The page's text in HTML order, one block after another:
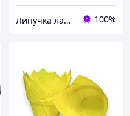
Липучка лавка кондитера 100%